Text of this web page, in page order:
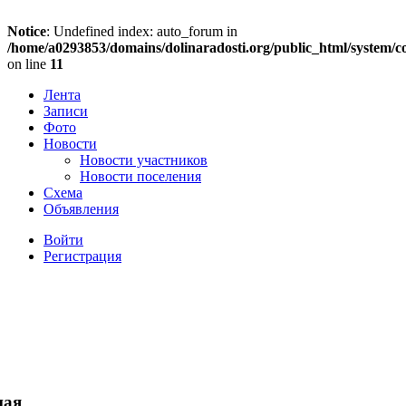
Notice: Undefined index: auto_forum in
/home/a0293853/domains/dolinaradosti.org/public_html/
on line 11
Лента
Записи
Фото
Новости
Новости участников
Новости поселения
Схема
Объявления
Войти
Регистрация